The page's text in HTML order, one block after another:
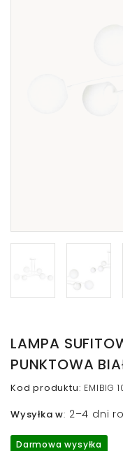
LAMPA
PUNKTOWA
Kod produktu: EMIBIG
Wysyłka w: 2–4 dni
Darmowa wysyłka